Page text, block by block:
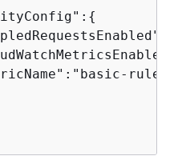
{
rule"